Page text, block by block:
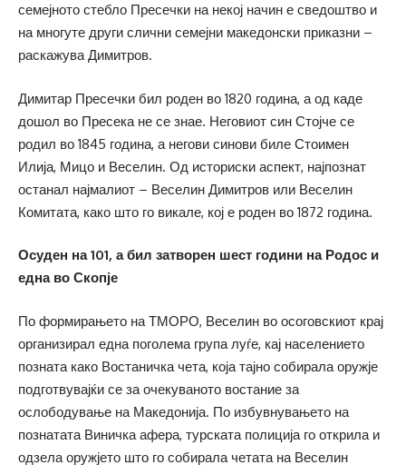
семејното стебло Пресечки на некој начин е сведоштво и
на многуте други слични семејни македонски приказни –
раскажува Димитров.
Димитар Пресечки бил роден во 1820 година, а од каде
дошол во Пресека не се знае. Неговиот син Стојче се
родил во 1845 година, а негови синови биле Стоимен
Илија, Мицо и Веселин. Од историски аспект, најпознат
останал најмалиот – Веселин Димитров или Веселин
Комитата, како што го викале, кој е роден во 1872 година.
Осуден на 101, а бил затворен шест години на Родос и
една во Скопје
По формирањето на ТМОРО, Веселин во осоговскиот крај
организирал една поголема група луѓе, кај населението
позната како Востаничка чета, која тајно собирала оружје
подготвувајќи се за очекуваното востание за
ослободување на Македонија. По избувнувањето на
познатата Виничка афера, турската полиција го открила и
одзела оружјето што го собирала четата на Веселин